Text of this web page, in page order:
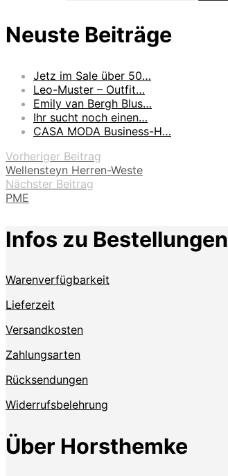
Neuste Beiträge
Jetz im Sale über 50…
Leo-Muster – Outfit…
Emily van Bergh Blus…
Ihr sucht noch einen…
CASA MODA Business-H…
Vorheriger Beitrag
Wellensteyn Herren-Weste
Nächster Beitrag
PME
Infos zu Bestellungen
Warenverfügbarkeit
Lieferzeit
Versandkosten
Zahlungsarten
Rücksendungen
Widerrufsbelehrung
Über Horsthemke